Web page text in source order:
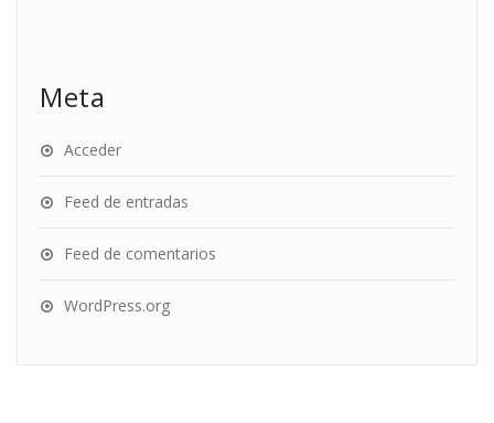
Meta
Acceder
Feed de entradas
Feed de comentarios
WordPress.org